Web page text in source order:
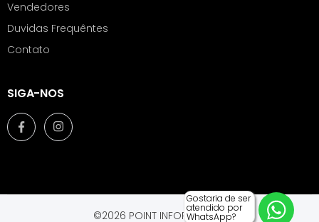
Vendedores
Duvidas Frequêntes
Contato
SIGA-NOS
©2026 POINT INFORMÁTICA.
Gostaria de ser
atendido por
WhatsApp?